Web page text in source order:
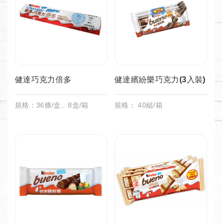
健達巧克力倍多
規格：36條/盒、8盒/箱
健達繽紛樂巧克力(3入裝)
規格： 40組/箱